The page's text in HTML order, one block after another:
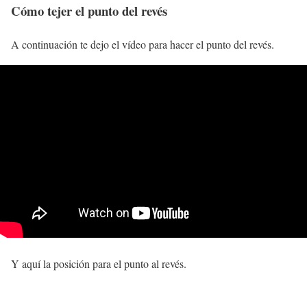
Cómo tejer el punto del revés
A continuación te dejo el vídeo para hacer el punto del revés.
Y aquí la posición para el punto al revés.